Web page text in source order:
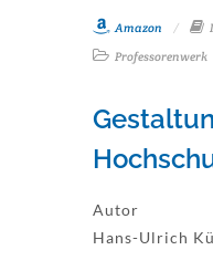
Amazon
Professorenwerk
Autor
Hans-Ulrich